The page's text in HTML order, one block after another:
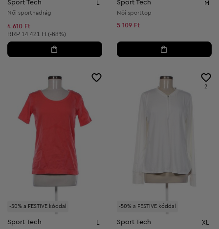
Sport Tech
Női sportnadrág
4 610 Ft
Ajánlott ár:
RRP 14 421 Ft (-68%)
Sport Tech M
Női sporttop
5 109 Ft
-50% a FESTIVE kóddal
Sport Tech
-50% a FESTIVE kóddal
2
Sport Tech XL